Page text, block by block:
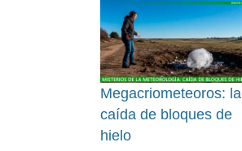
Megacriometeoros: la
caída de bloques de
hielo